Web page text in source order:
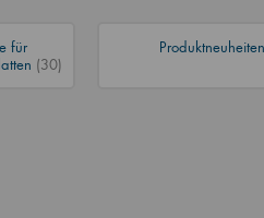
für
(30)
Produktneuheiten